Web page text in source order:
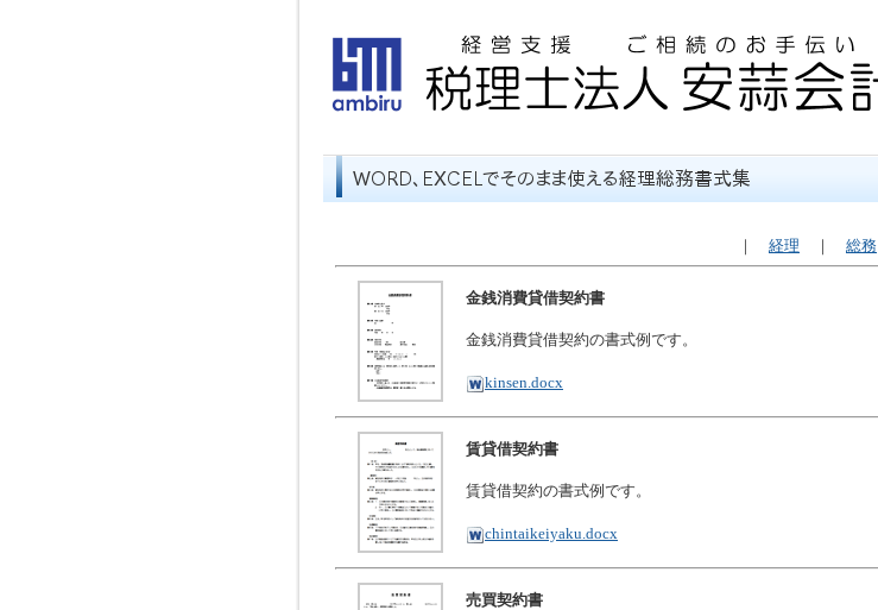
｜ 経理 ｜ 総務
金銭消費貸借契約書
金銭消費貸借契約の書式例です。
kinsen.docx
賃貸借契約書
賃貸借契約の書式例です。
chintaikeiyaku.docx
売買契約書